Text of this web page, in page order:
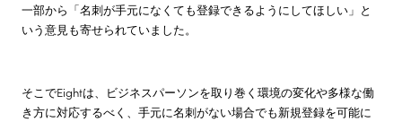
一部から「名刺が手元になくても登録できるようにしてほしい」と
いう意見も寄せられていました。
そこでEightは、ビジネスパーソンを取り巻く環境の変化や多様な働
き方に対応するべく、手元に名刺がない場合でも新規登録を可能に